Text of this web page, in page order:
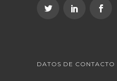
DATOS DE CONTACTO